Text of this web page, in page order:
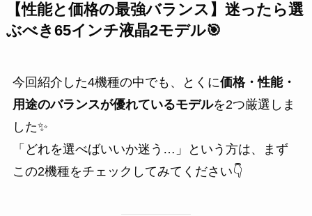
【性能と価格の最強バランス】迷ったら選
ぶべき65インチ液晶2モデル🎯
今回紹介した4機種の中でも、とくに価格・性能・
用途のバランスが優れているモデルを2つ厳選しま
した✨
「どれを選べばいいか迷う…」という方は、まず
この2機種をチェックしてみてください👇